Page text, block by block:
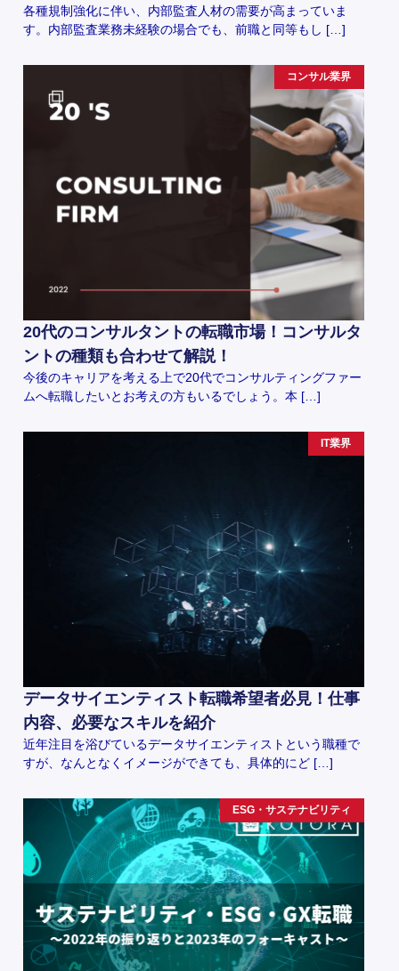
各種規制強化に伴い、内部監査人材の需要が高まっていま
す。内部監査業務未経験の場合でも、前職と同等もし […]
コンサル業界
20代のコンサルタントの転職市場！コンサルタ
ントの種類も合わせて解説！
今後のキャリアを考える上で20代でコンサルティングファー
ムへ転職したいとお考えの方もいるでしょう。本 […]
IT業界
データサイエンティスト転職希望者必見！仕事
内容、必要なスキルを紹介
近年注目を浴びているデータサイエンティストという職種で
すが、なんとなくイメージができても、具体的にど […]
ESG・サステナビリティ